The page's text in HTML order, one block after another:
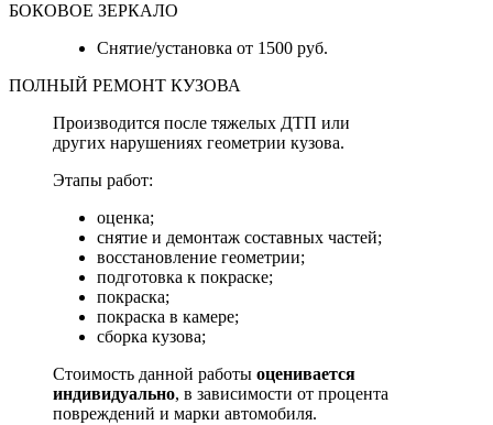
БОКОВОЕ ЗЕРКАЛО
Снятие/установка от 1500 руб.
ПОЛНЫЙ РЕМОНТ КУЗОВА
Производится после тяжелых ДТП или
других нарушениях геометрии кузова.
Этапы работ:
оценка;
снятие и демонтаж составных частей;
восстановление геометрии;
подготовка к покраске;
покраска;
покраска в камере;
сборка кузова;
Стоимость данной работы оценивается
индивидуально, в зависимости от процента
повреждений и марки автомобиля.